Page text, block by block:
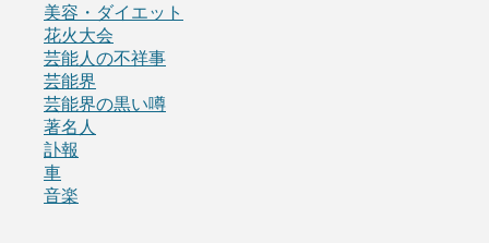
美容・ダイエット
花火大会
芸能人の不祥事
芸能界
芸能界の黒い噂
著名人
訃報
車
音楽